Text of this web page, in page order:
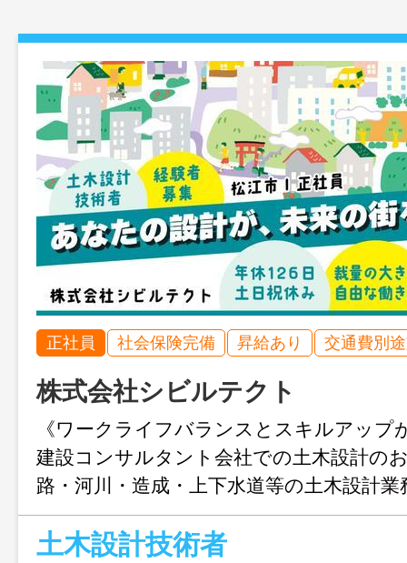
正社員 社会保険完備 昇給あり 交通費別
株式会社シビルテクト
《ワークライフバランスとスキルアップ
建設コンサルタント会社での土木設計の
路・河川・造成・上下水道等の土木設計
だきます！
土木設計技術者